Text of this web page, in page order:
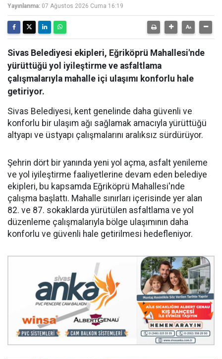
Yayınlanma: 07 Ağustos 2026 Cuma 16:19
Sivas Belediyesi ekipleri, Eğriköprü Mahallesi'nde
yürüttüğü yol iyileştirme ve asfaltlama
çalışmalarıyla mahalle içi ulaşımı konforlu hale
getiriyor.
Sivas Belediyesi, kent genelinde daha güvenli ve
konforlu bir ulaşım ağı sağlamak amacıyla yürüttüğü
altyapı ve üstyapı çalışmalarını aralıksız sürdürüyor.
Şehrin dört bir yanında yeni yol açma, asfalt yenileme
ve yol iyileştirme faaliyetlerine devam eden belediye
ekipleri, bu kapsamda Eğriköprü Mahallesi'nde
çalışma başlattı. Mahalle sınırları içerisinde yer alan
82. ve 87. sokaklarda yürütülen asfaltlama ve yol
düzenleme çalışmalarıyla bölge ulaşımının daha
konforlu ve güvenli hale getirilmesi hedefleniyor.